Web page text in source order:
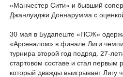
«Манчестер Сити» и бывший
Джанлуиджи Доннарумма с
30 мая в Будапеште «ПСЖ»
«Арсеналом» в финале Лиги
турнира второй год подряд. 27-
стартовом составе и стал первым
который дважды выигрывает Лигу